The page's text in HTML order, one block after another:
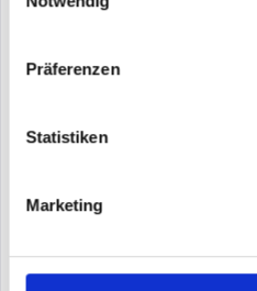
Präferenzen
Statistiken
Marketing
1 kVA - 230 V - 50/60 Hz - 8x
RJ-45 10/100 Base-T - RJ-45